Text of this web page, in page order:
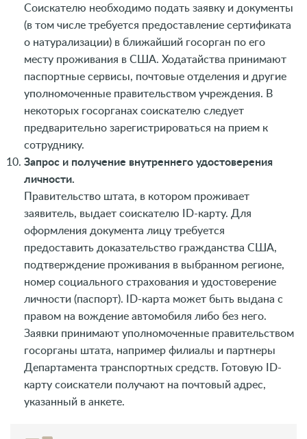
Соискателю необходимо подать заявку и документы
(в том числе требуется предоставление сертификата
о натурализации) в ближайший госорган по его
месту проживания в США. Ходатайства принимают
паспортные сервисы, почтовые отделения и другие
уполномоченные правительством учреждения. В
некоторых госорганах соискателю следует
предварительно зарегистрироваться на прием к
сотруднику.
Запрос и получение внутреннего удостоверения
личности.
Правительство штата, в котором проживает
заявитель, выдает соискателю ID-карту. Для
оформления документа лицу требуется
предоставить доказательство гражданства США,
подтверждение проживания в выбранном регионе,
номер социального страхования и удостоверение
личности (паспорт). ID-карта может быть выдана с
правом на вождение автомобиля либо без него.
Заявки принимают уполномоченные правительством
госорганы штата, например филиалы и партнеры
Департамента транспортных средств. Готовую ID-
карту соискатели получают на почтовый адрес,
указанный в анкете.